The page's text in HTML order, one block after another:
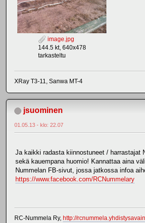
image.jpg
144.5 kt, 640x478
tarkasteltu
XRay T3-11, Sanwa MT-4
jsuominen
01.05.13 - klo: 22.07
Ja kaikki radasta kiinnostuneet / harrastajat
sekä kauempana huomio! Kannattaa aina
Nummelan FB-sivut, jossa jatkossa infoa
https://www.facebook.com/RCNummelary
RC-Nummela Ry, http://